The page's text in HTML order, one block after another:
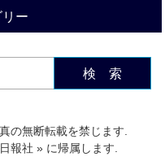
ー
検 索
の無断転載を禁じます.
報社 » に帰属します.